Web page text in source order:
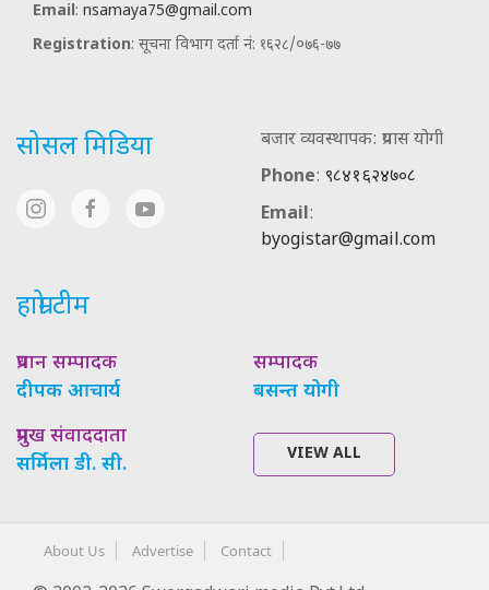
Email: nsamaya75@gmail.com
Registration: सूचना विभाग दर्ता नं: १६२८/०७६-७७
सोसल मिडिया
बजार व्यवस्थापक: प्रयास योगी
Phone: ९८४१६२४७०८
Email:
byogistar@gmail.com
हाम्रो टीम
प्रधान सम्पादक
दीपक आचार्य
सम्पादक
बसन्त योगी
प्रमुख संवाददाता
सर्मिला डी. सी.
VIEW ALL
About Us Advertise Contact